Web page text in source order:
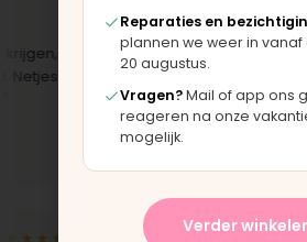
★★★★★
"Bekleding zelf vervangen
set, zag er meteen weer als
uit. Duidelijk origineel spul."
Iris · Bugaboo bekleding
Reparaties en
plannen we weer in
20 augustus.
Vragen?Mail of app ons
reageren na onze
mogelijk.
Verder